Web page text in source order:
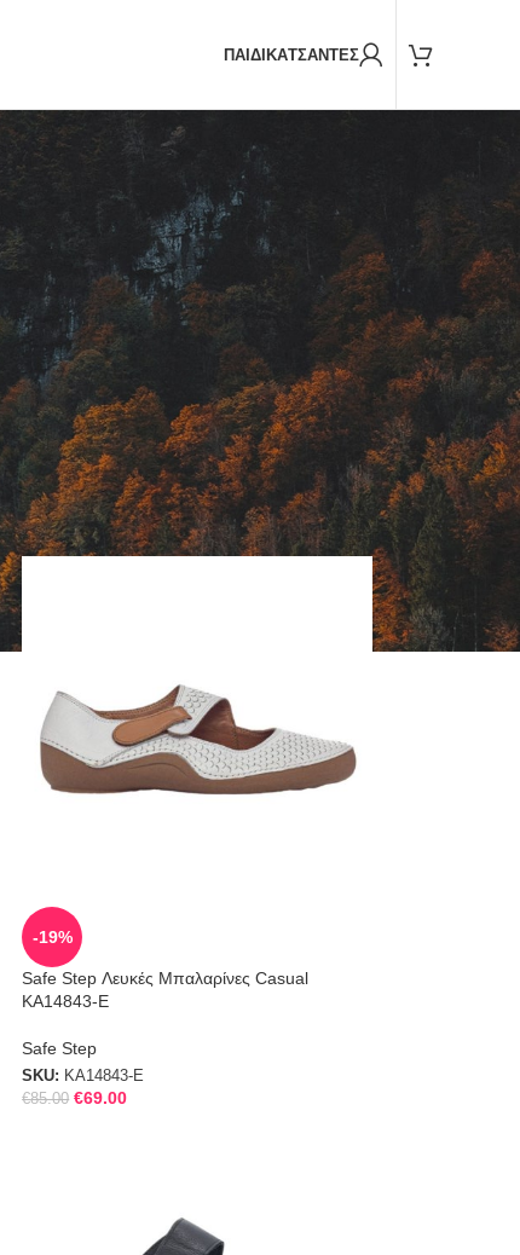
ΠΑΙΔΙΚΑΤΣΑΝΤΕΣ
Show 9 12 18 24
-19%
Safe Step Λευκές Μπαλαρίνες Casual
KA14843-E
Safe Step
SKU: KA14843-Ε
€85.00 €69.00